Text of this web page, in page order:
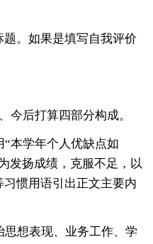
。如果是填写自我评价
今后打算四部分构成。
本学年个人优缺点如
发扬成绩，克服不足，以
惯用语引出正文主要内
想表现、业务工作、学